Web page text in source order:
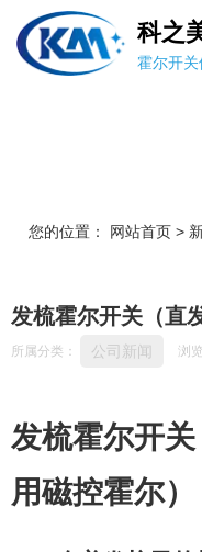
科之
霍尔开
您的位置： 网站首页 >
发梳霍尔开关（直
所属分类： 公司新闻 浏
发梳霍尔开
用磁控霍尔）